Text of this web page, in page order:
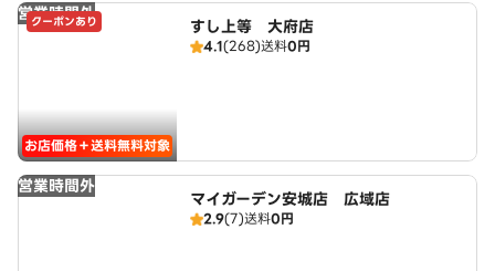
営業時間外
クーポンあり
お店価格＋送料無料対象
すし上等 大府店
4.1(268)送料0円
営業時間外
マイガーデン安城店 広域店
2.9(7)送料0円